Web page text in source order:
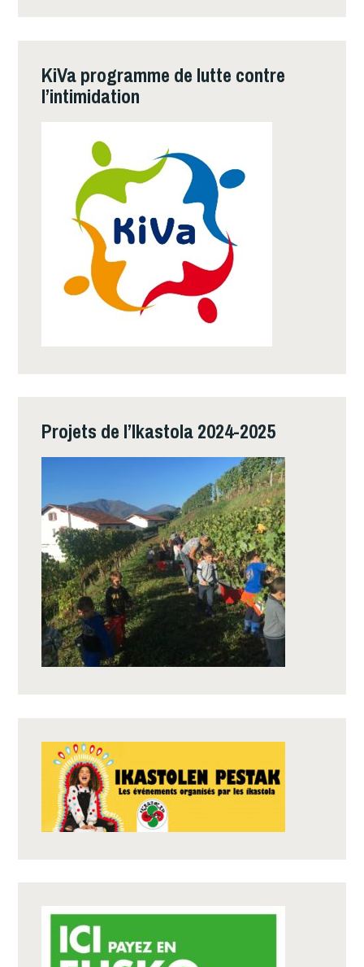
KiVa programme de lutte contre
l’intimidation
Projets de l’Ikastola 2024-2025